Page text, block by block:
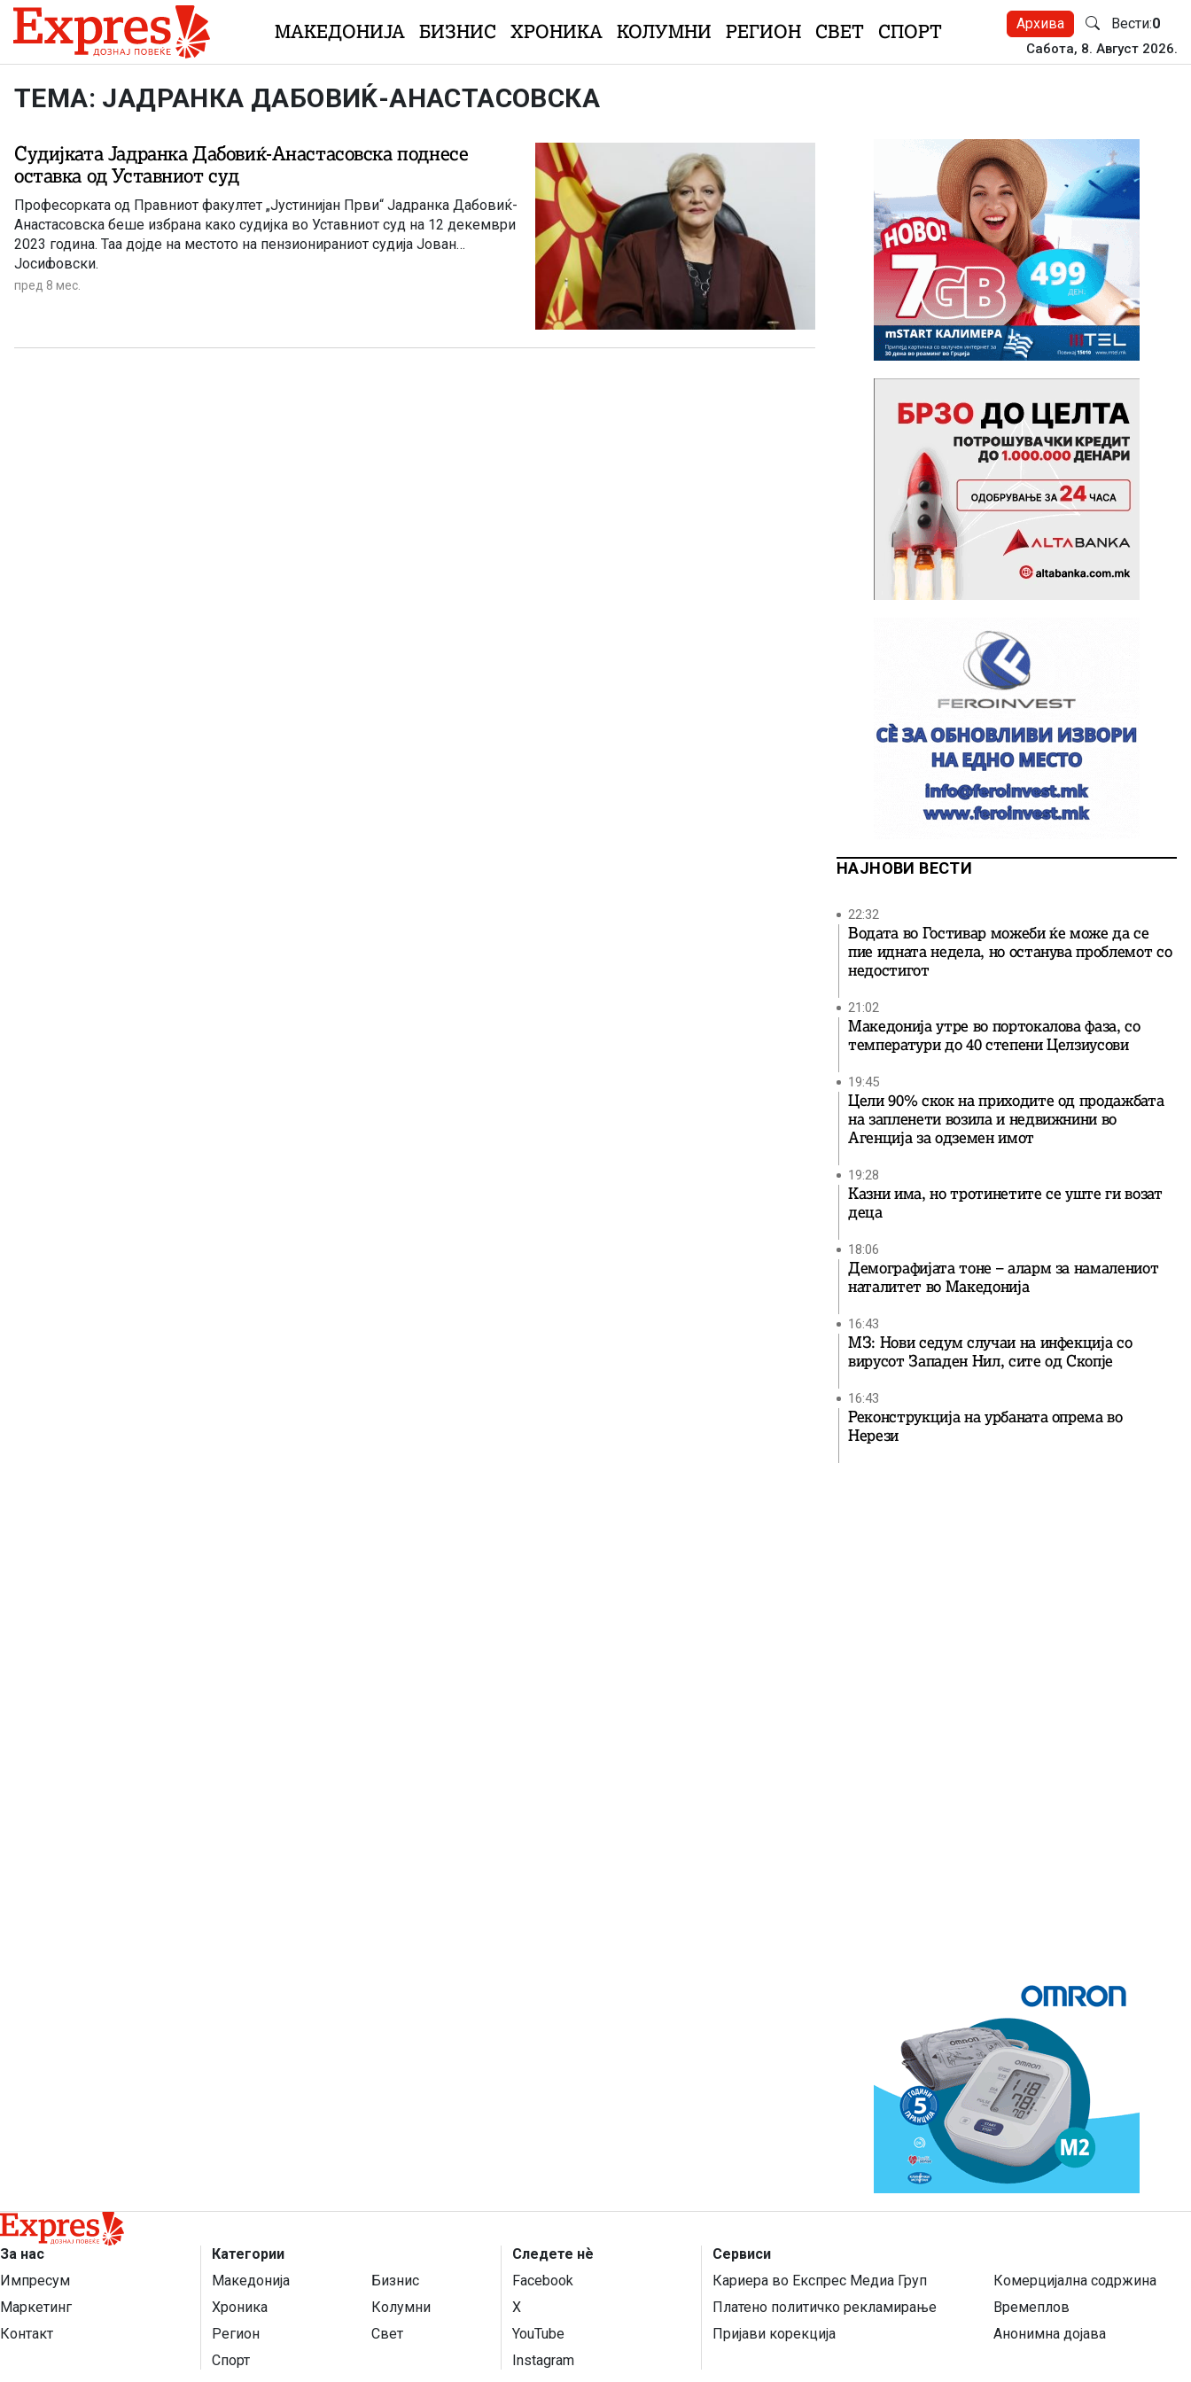
Skip to content
МАКЕДОНИЈА БИЗНИС ХРОНИКА КОЛУМНИ РЕГИОН СВЕТ СПОРТ Архива Вести:0
Сабота, 8. Август 2026.
ТЕМА: ЈАДРАНКА ДАБОВИЌ-АНАСТАСОВСКА
Судијката Јадранка Дабовиќ-Анастасовска поднесе
оставка од Уставниот суд
Професорката од Правниот факултет „Јустинијан Први“ Јадранка Дабовиќ-
Анастасовска беше избрана како судијка во Уставниот суд на 12 декември
2023 година. Таа дојде на местото на пензионираниот судија Јован
Јосифовски.
пред 8 мес.
НАЈНОВИ ВЕСТИ
22:32
Водата во Гостивар можеби ќе може да се
пие идната недела, но останува проблемот со
недостигот
21:02
Македонија утре во портокалова фаза, со
температури до 40 степени Целзиусови
19:45
Цели 90% скок на приходите од продажбата
на запленети возила и недвижнини во
Агенција за одземен имот
19:28
Казни има, но тротинетите се уште ги возат
деца
18:06
Демографијата тоне – аларм за намалениот
наталитет во Македонија
16:43
МЗ: Нови седум случаи на инфекција со
вирусот Западен Нил, сите од Скопје
16:43
Реконструкција на урбаната опрема во
Нерези
За нас
Импресум
Маркетинг
Контакт
Категории
Македонија
Бизнис
Хроника
Колумни
Регион
Свет
Спорт
Следете нѐ
Facebook
X
YouTube
Instagram
Сервиси
Кариера во Експрес Медиа Груп
Комерцијална содржина
Платено политичко рекламирање
Времеплов
Пријави корекција
Анонимна дојава